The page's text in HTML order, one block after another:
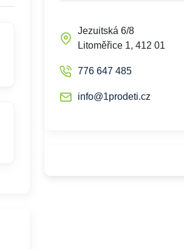
Jezuitská 6/8
Litoměřice 1, 412 01
776 647 485
info@1prodeti.cz